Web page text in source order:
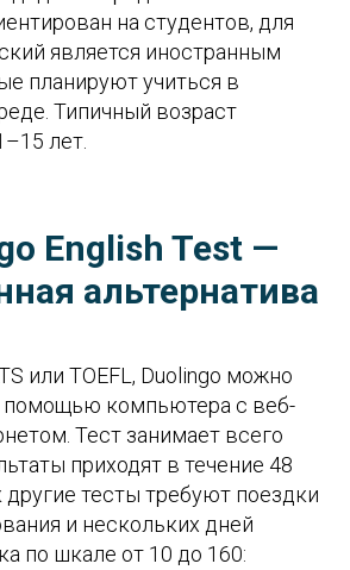
на студентов, для
является иностранным
планируют учиться в
Типичный возраст
лет.
English Test —
альтернатива
или TOEFL, Duolingo можно
помощью компьютера с веб-
Тест занимает всего
приходят в течение 48
другие тесты требуют поездки
и нескольких дней
по шкале от 10 до 160: